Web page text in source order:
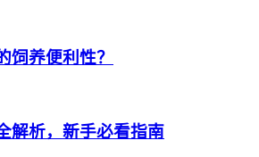
饲养便利性？
解析，新手必看指南